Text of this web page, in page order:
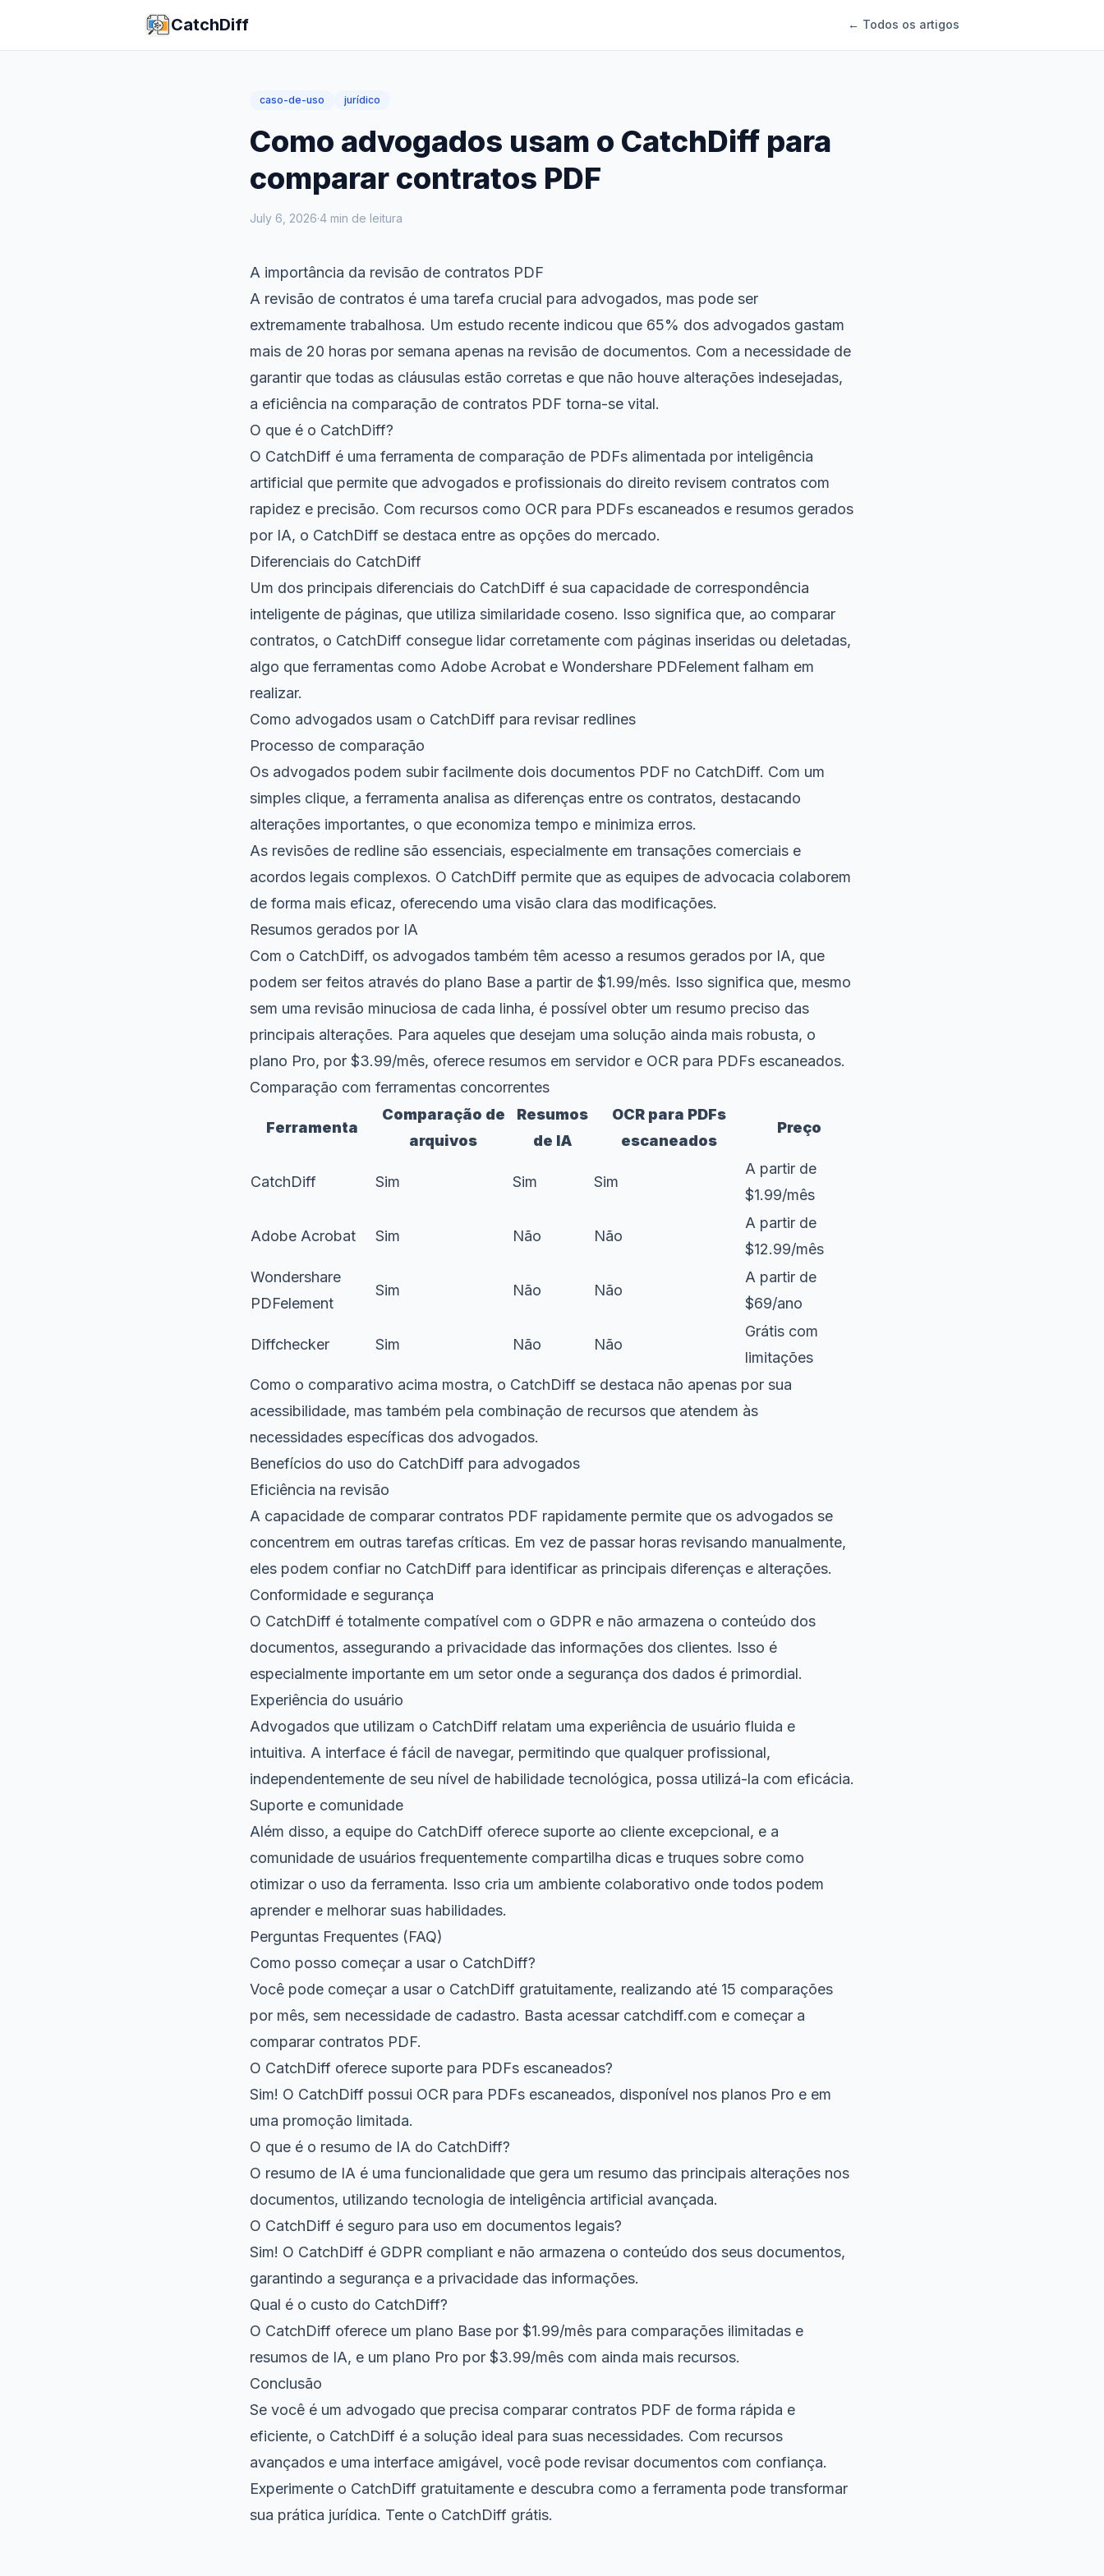
CatchDiff ← Todos os artigos
caso-de-uso jurídico
Como advogados usam o CatchDiff para
comparar contratos PDF
July 6, 2026·4 min de leitura
A importância da revisão de contratos PDF
A revisão de contratos é uma tarefa crucial para advogados, mas pode ser
extremamente trabalhosa. Um estudo recente indicou que 65% dos advogados gastam
mais de 20 horas por semana apenas na revisão de documentos. Com a necessidade de
garantir que todas as cláusulas estão corretas e que não houve alterações indesejadas,
a eficiência na comparação de contratos PDF torna-se vital.
O que é o CatchDiff?
O CatchDiff é uma ferramenta de comparação de PDFs alimentada por inteligência
artificial que permite que advogados e profissionais do direito revisem contratos com
rapidez e precisão. Com recursos como OCR para PDFs escaneados e resumos gerados
por IA, o CatchDiff se destaca entre as opções do mercado.
Diferenciais do CatchDiff
Um dos principais diferenciais do CatchDiff é sua capacidade de correspondência
inteligente de páginas, que utiliza similaridade coseno. Isso significa que, ao comparar
contratos, o CatchDiff consegue lidar corretamente com páginas inseridas ou deletadas,
algo que ferramentas como Adobe Acrobat e Wondershare PDFelement falham em
realizar.
Como advogados usam o CatchDiff para revisar redlines
Processo de comparação
Os advogados podem subir facilmente dois documentos PDF no CatchDiff. Com um
simples clique, a ferramenta analisa as diferenças entre os contratos, destacando
alterações importantes, o que economiza tempo e minimiza erros.
As revisões de redline são essenciais, especialmente em transações comerciais e
acordos legais complexos. O CatchDiff permite que as equipes de advocacia colaborem
de forma mais eficaz, oferecendo uma visão clara das modificações.
Resumos gerados por IA
Com o CatchDiff, os advogados também têm acesso a resumos gerados por IA, que
podem ser feitos através do plano Base a partir de $1.99/mês. Isso significa que, mesmo
sem uma revisão minuciosa de cada linha, é possível obter um resumo preciso das
principais alterações. Para aqueles que desejam uma solução ainda mais robusta, o
plano Pro, por $3.99/mês, oferece resumos em servidor e OCR para PDFs escaneados.
Comparação com ferramentas concorrentes
Ferramenta
Comparação de
arquivos
Resumos
de IA
OCR para PDFs
escaneados
Preço
CatchDiff Sim Sim Sim
A partir de
$1.99/mês
Adobe Acrobat Sim Não Não
A partir de
$12.99/mês
Wondershare
PDFelement
Sim Não Não
A partir de
$69/ano
Diffchecker Sim Não Não
Grátis com
limitações
Como o comparativo acima mostra, o CatchDiff se destaca não apenas por sua
acessibilidade, mas também pela combinação de recursos que atendem às
necessidades específicas dos advogados.
Benefícios do uso do CatchDiff para advogados
Eficiência na revisão
A capacidade de comparar contratos PDF rapidamente permite que os advogados se
concentrem em outras tarefas críticas. Em vez de passar horas revisando manualmente,
eles podem confiar no CatchDiff para identificar as principais diferenças e alterações.
Conformidade e segurança
O CatchDiff é totalmente compatível com o GDPR e não armazena o conteúdo dos
documentos, assegurando a privacidade das informações dos clientes. Isso é
especialmente importante em um setor onde a segurança dos dados é primordial.
Experiência do usuário
Advogados que utilizam o CatchDiff relatam uma experiência de usuário fluida e
intuitiva. A interface é fácil de navegar, permitindo que qualquer profissional,
independentemente de seu nível de habilidade tecnológica, possa utilizá-la com eficácia.
Suporte e comunidade
Além disso, a equipe do CatchDiff oferece suporte ao cliente excepcional, e a
comunidade de usuários frequentemente compartilha dicas e truques sobre como
otimizar o uso da ferramenta. Isso cria um ambiente colaborativo onde todos podem
aprender e melhorar suas habilidades.
Perguntas Frequentes (FAQ)
Como posso começar a usar o CatchDiff?
Você pode começar a usar o CatchDiff gratuitamente, realizando até 15 comparações
por mês, sem necessidade de cadastro. Basta acessar catchdiff.com e começar a
comparar contratos PDF.
O CatchDiff oferece suporte para PDFs escaneados?
Sim! O CatchDiff possui OCR para PDFs escaneados, disponível nos planos Pro e em
uma promoção limitada.
O que é o resumo de IA do CatchDiff?
O resumo de IA é uma funcionalidade que gera um resumo das principais alterações nos
documentos, utilizando tecnologia de inteligência artificial avançada.
O CatchDiff é seguro para uso em documentos legais?
Sim! O CatchDiff é GDPR compliant e não armazena o conteúdo dos seus documentos,
garantindo a segurança e a privacidade das informações.
Qual é o custo do CatchDiff?
O CatchDiff oferece um plano Base por $1.99/mês para comparações ilimitadas e
resumos de IA, e um plano Pro por $3.99/mês com ainda mais recursos.
Conclusão
Se você é um advogado que precisa comparar contratos PDF de forma rápida e
eficiente, o CatchDiff é a solução ideal para suas necessidades. Com recursos
avançados e uma interface amigável, você pode revisar documentos com confiança.
Experimente o CatchDiff gratuitamente e descubra como a ferramenta pode transformar
sua prática jurídica. Tente o CatchDiff grátis.